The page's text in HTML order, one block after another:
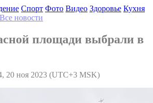
Спорт Фото Видео Здоровье Кухня
Все новости
площади выбрали в
20 ноя 2023 (UTC+3 MSK)